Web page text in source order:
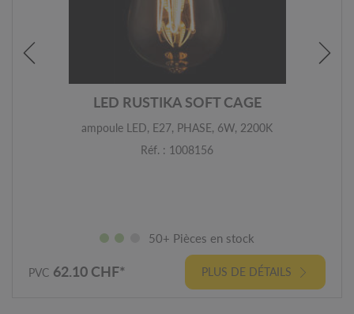
LED RUSTIKA SOFT CAGE
ampoule LED, E27, PHASE, 6W, 2200K
Réf. : 1008156
50+ Pièces en stock
PVC 62.10 CHF* PLUS DE DÉTAILS